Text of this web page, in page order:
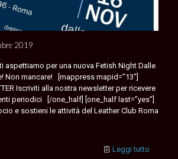
2019
aspettiamo per una nuova Fetish Night Dalle
Non mancare! [mappress mapid=”13″]
Iscriviti alla nostra newsletter per ricevere
periodici [/one_half] [one_half last=”yes”]
e sostieni le attività del Leather Club Roma
Leggi tutto